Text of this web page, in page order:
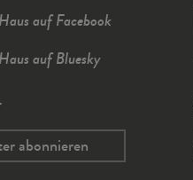
auf Facebook
auf Bluesky
abonnieren